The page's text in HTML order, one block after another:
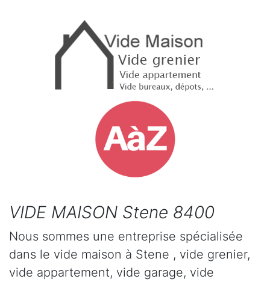
VIDE MAISON Stene 8400
Nous sommes une entreprise spécialisée
dans le vide maison à Stene , vide grenier,
vide appartement, vide garage, vide